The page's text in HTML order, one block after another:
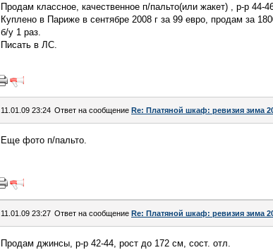
Продам классное, качественное п/пальто(или жакет) , р-р 44-
Куплено в Париже в сентябре 2008 г за 99 евро, продам за
б/у 1 раз.
Писать в ЛС.
11.01.09 23:24 Ответ на сообщение Re: Платяной шкаф: ревизия зима
Еще фото п/пальто.
11.01.09 23:27 Ответ на сообщение Re: Платяной шкаф: ревизия зима
Продам джинсы, р-р 42-44, рост до 172 см, сост. отл.